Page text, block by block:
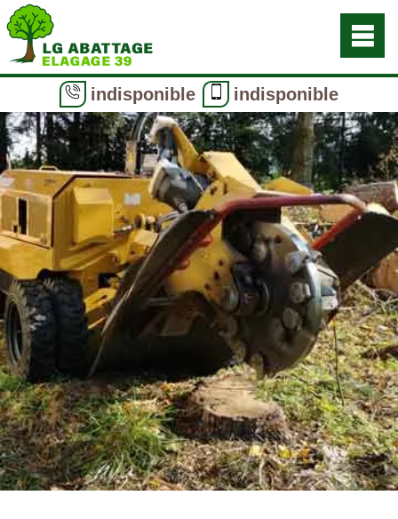
indisponible indisponible